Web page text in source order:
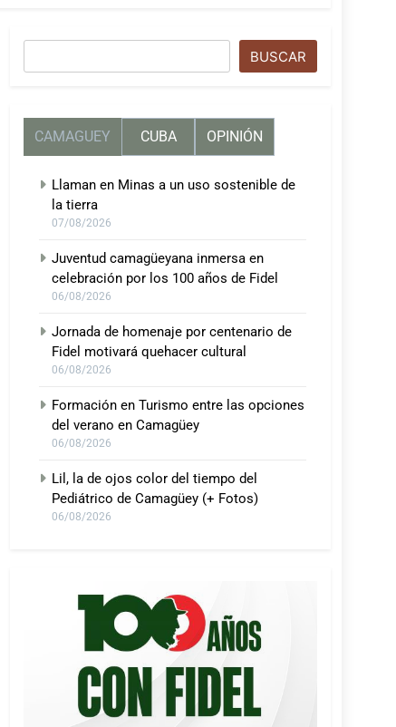
BUSCAR
CAMAGUEY CUBA OPINIÓN
Llaman en Minas a un uso sostenible de
la tierra
07/08/2026
Juventud camagüeyana inmersa en
celebración por los 100 años de Fidel
06/08/2026
Jornada de homenaje por centenario de
Fidel motivará quehacer cultural
06/08/2026
Formación en Turismo entre las opciones
del verano en Camagüey
06/08/2026
Lil, la de ojos color del tiempo del
Pediátrico de Camagüey (+ Fotos)
06/08/2026